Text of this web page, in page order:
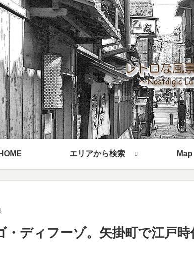
HOME エリアから検索 Map
・ディフーゾ。矢掛町で江戸時